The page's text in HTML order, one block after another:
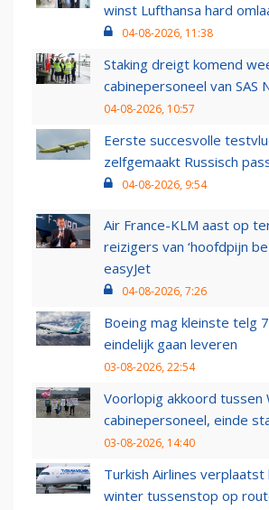
winst Lufthansa hard
04-08-2026, 11:38
Staking dreigt komend
cabinepersoneel van SAS
04-08-2026, 10:57
Eerste succesvolle
zelfgemaakt Russisch
04-08-2026, 9:54
Air France-KLM aast op
reizigers van ‘hoofdpijn
easyJet
04-08-2026, 7:26
Boeing mag kleinste telg
eindelijk gaan leveren
03-08-2026, 22:54
Voorlopig akkoord tussen
cabinepersoneel, einde
03-08-2026, 14:40
Turkish Airlines verplaatst
winter tussenstop op